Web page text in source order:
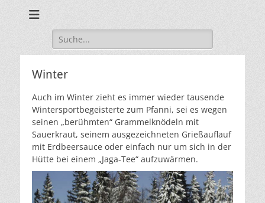
Suchen
nach:
Winter
Auch im Winter zieht es immer wieder tausende
Wintersportbegeisterte zum Pfanni, sei es wegen
seinen „berühmten“ Grammelknödeln mit
Sauerkraut, seinem ausgezeichneten Grießauflauf
mit Erdbeersauce oder einfach nur um sich in der
Hütte bei einem „Jaga-Tee“ aufzuwärmen.